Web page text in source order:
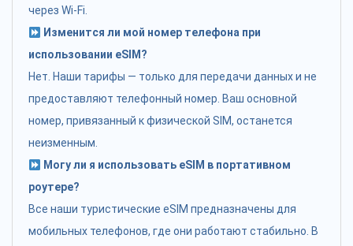
через Wi-Fi.
Изменится ли мой номер телефона при
использовании eSIM?
Нет. Наши тарифы — только для передачи данных и не
предоставляют телефонный номер. Ваш основной
номер, привязанный к физической SIM, останется
неизменным.
Могу ли я использовать eSIM в портативном
роутере?
Все наши туристические eSIM предназначены для
мобильных телефонов, где они работают стабильно. В